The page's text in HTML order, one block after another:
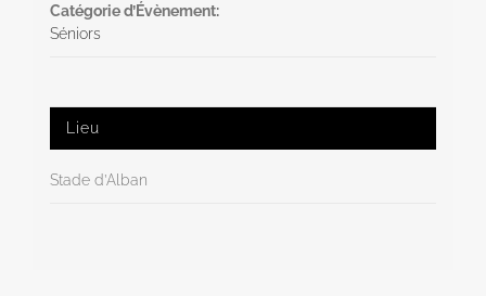
Catégorie d’Évènement:
Séniors
Lieu
Stade d’Alban